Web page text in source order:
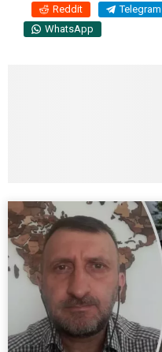
Reddit Telegram
WhatsApp